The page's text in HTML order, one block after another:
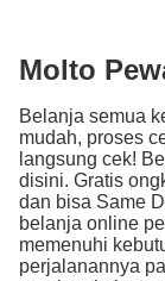
Molto
Belanja semua
mudah, proses
langsung cek!
disini. Gratis
dan bisa Same
belanja online
memenuhi
perjalanannya